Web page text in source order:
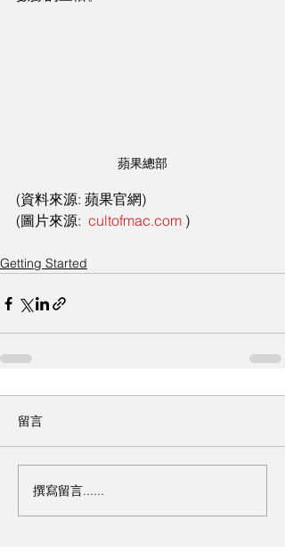
蘋果總部
(資料來源: 蘋果官網)
(圖片來源: cultofmac.com )
Getting Started
留言
撰寫留言......